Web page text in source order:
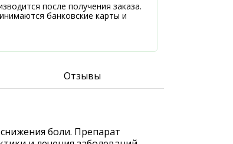
после получения заказа.
банковские карты и
Отзывы
боли. Препарат